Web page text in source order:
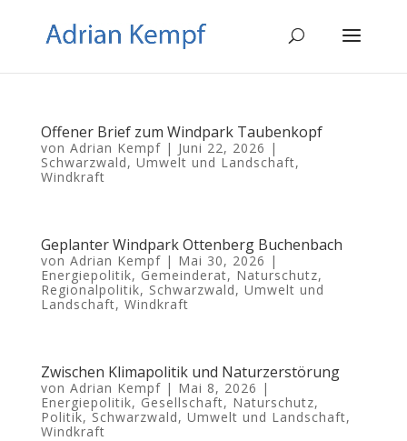
Offener Brief zum Windpark Taubenkopf
von Adrian Kempf| Juni 22, 2026 |
Schwarzwald, Umwelt und Landschaft,
Windkraft
Geplanter Windpark Ottenberg Buchenbach
von Adrian Kempf| Mai 30, 2026 |
Energiepolitik, Gemeinderat, Naturschutz,
Regionalpolitik, Schwarzwald, Umwelt und
Landschaft, Windkraft
Zwischen Klimapolitik und Naturzerstörung
von Adrian Kempf| Mai 8, 2026 |
Energiepolitik, Gesellschaft, Naturschutz,
Politik,Schwarzwald, Umwelt und Landschaft,
Windkraft